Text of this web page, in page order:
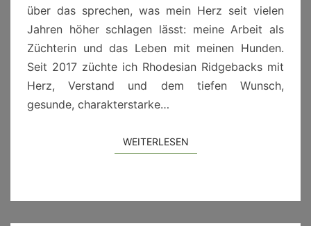
über das sprechen, was mein Herz seit vielen
Jahren höher schlagen lässt: meine Arbeit als
Züchterin und das Leben mit meinen Hunden.
Seit 2017 züchte ich Rhodesian Ridgebacks mit
Herz, Verstand und dem tiefen Wunsch,
gesunde, charakterstarke…
WEITERLESENWEITERLESEN